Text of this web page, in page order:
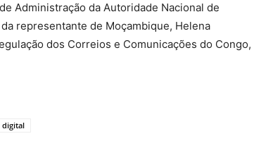
Administração da Autoridade Nacional de
representante de Moçambique, Helena
dos Correios e Comunicações do Congo,
digital